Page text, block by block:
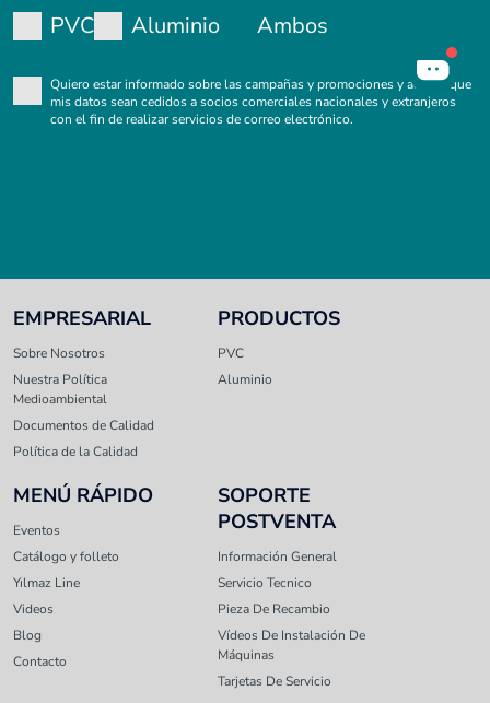
PVC Aluminio Ambos
Quiero estar informado sobre las campañas y promociones y acepto que
mis datos sean cedidos a socios comerciales nacionales y extranjeros
con el fin de realizar servicios de correo electrónico.
EMPRESARIAL
Sobre Nosotros
Nuestra Política
Medioambiental
Documentos de Calidad
Política de la Calidad
PRODUCTOS
PVC
Aluminio
MENÚ RÁPIDO
Eventos
Catálogo y folleto
Yılmaz Line
Videos
Blog
Contacto
SOPORTE
POSTVENTA
Información General
Servicio Tecnico
Pieza De Recambio
Vídeos De Instalación De
Máquinas
Tarjetas De Servicio